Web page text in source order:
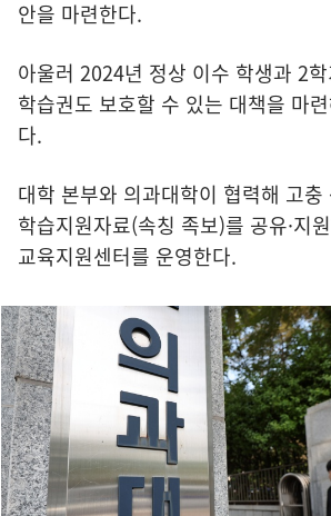
안을 마련한다.
아울러 2024년 정상 이수 학생과 2
학습권도 보호할 수 있는 대책을 마
다.
대학 본부와 의과대학이 협력해 고
학습지원자료(속칭 족보)를 공유·지
교육지원센터를 운영한다.